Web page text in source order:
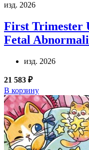
изд. 2026
First Trimester
Fetal
изд. 2026
21 583 ₽
В корзину